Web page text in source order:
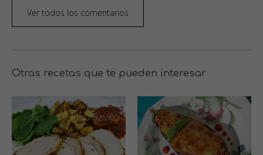
Ver todos los comentarios
Otras recetas que te pueden interesar